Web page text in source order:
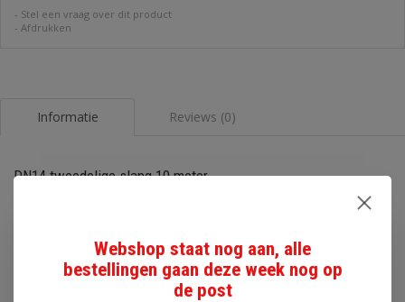
- Stel een vraag over dit product
- Afdrukken
Informatie Reviews (0)
DN14 tweedelige slang 10 meter
13 mm binnendiameter. De Co-flex flexibele buis van Fränkische
helften van de buis zijn van thermoplastische kunststoffen en
open en sluiten als een ritssluiting. Dit is mogelijk gemaakt door
goed passende profielen die ervoor zorgen dat de twee helften
kunnen samenvoegen en scheiden. In gesloten toestand is de
Webshop staat nog aan, alle
bestellingen gaan deze week nog op
de post